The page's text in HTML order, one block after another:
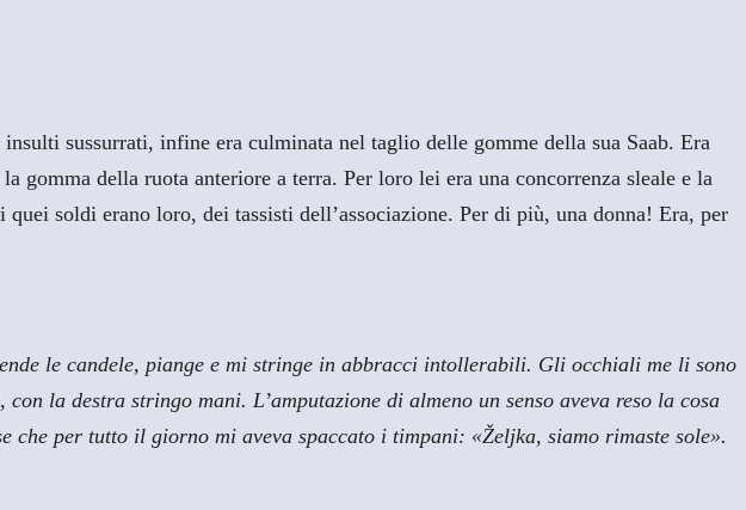
sussurrati, infine era culminata nel taglio delle gomme della sua Saab. Era
gomma della ruota anteriore a terra. Per loro lei era una concorrenza sleale e la
soldi erano loro, dei tassisti dell’associazione. Per di più, una donna! Era, per
le candele, piange e mi stringe in abbracci intollerabili. Gli occhiali me li sono
la destra stringo mani. L’amputazione di almeno un senso aveva reso la cosa
per tutto il giorno mi aveva spaccato i timpani: «Željka, siamo rimaste sole».